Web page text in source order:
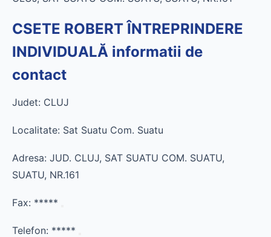
CSETE ROBERT ÎNTREPRINDERE
INDIVIDUALĂ informatii de
contact
Judet: CLUJ
Localitate: Sat Suatu Com. Suatu
Adresa: JUD. CLUJ, SAT SUATU COM. SUATU,
SUATU, NR.161
Fax: *****
Telefon: *****